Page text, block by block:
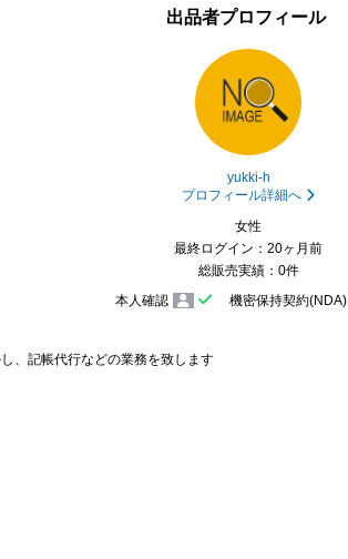
出品者プロフィール
yukki-h
プロフィール詳細へ
女性
最終ログイン：20ヶ月前
総販売実績：0件
本人確認
機密保持契約(NDA)
、記帳代行などの業務を致します